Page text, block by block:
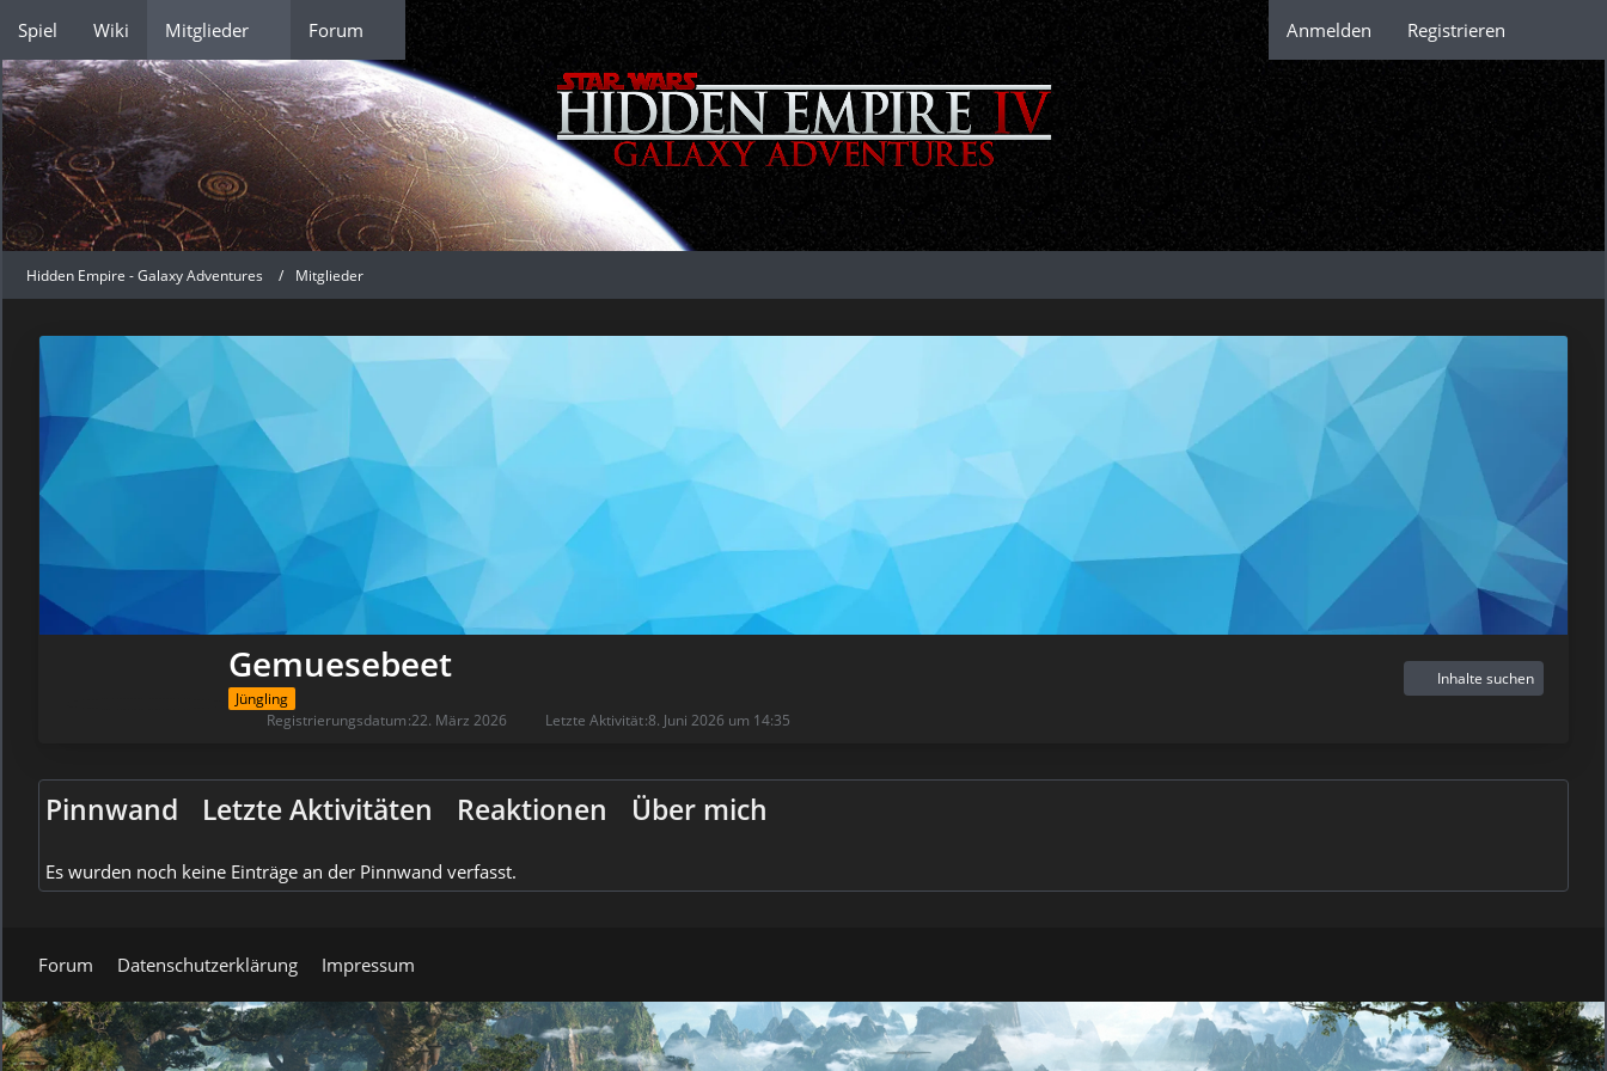
Spiel Wiki Mitglieder Forum Anmelden Registrieren
Hidden Empire - Galaxy Adventures Mitglieder
Gemuesebeet
Jüngling
Inhalte suchen
Registrierungsdatum 22. März 2026 Letzte Aktivität 8. Juni 2026 um 14:35
Pinnwand Letzte Aktivitäten Reaktionen Über mich
Es wurden noch keine Einträge an der Pinnwand verfasst.
Forum Datenschutzerklärung Impressum